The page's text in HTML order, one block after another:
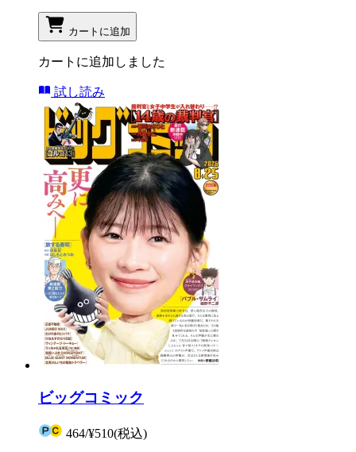
カートに追加
カートに追加しました
試し読み
ビッグコミック
464/¥510(税込)